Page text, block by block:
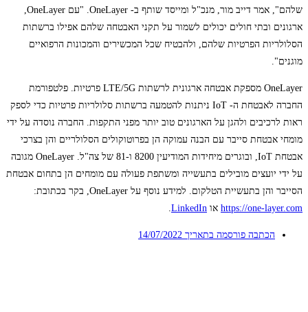
שלהם", אמר דייב מור, מנכ"ל ומייסד שותף ב- OneLayer. "עם OneLayer,
ארגונים ובתי חולים יכולים לשמור על תקני האבטחה שלהם אפילו ברשתות
הסלולריות הפרטיות שלהם, ולהבטיח שכל המכשירים והמכונות הרפואיים
מוגנים".
OneLayer מספקת אבטחה ארגונית לרשתות LTE/5G פרטיות. פלטפורמת
החברה לאבטחת ה- IoT ניתנות להטמעה ברשתות סלולריות פרטיות כדי לספק
ראות לרכיבים ולהגן על הארגונים טוב יותר מפני התקפות. החברה נוסדה על ידי
מומחי אבטחת סייבר עם הבנה עמוקה הן בפרוטוקולים הסלולריים והן בצרכי
אבטחת IoT, ובוגרים מיחידות המודיעין 8200 ו-81 של צה"ל. OneLayer מגובה
על ידי יועצים מובילים בתעשייה ומשתפת פעולה עם מומחים הן בתחום אבטחת
הסייבר והן בתעשיית הטלקום. למידע נוסף על OneLayer, בקר בכתובת:
https://one-layer.com או LinkedIn
.
הכתבה פורסמה בתאריך 14/07/2022